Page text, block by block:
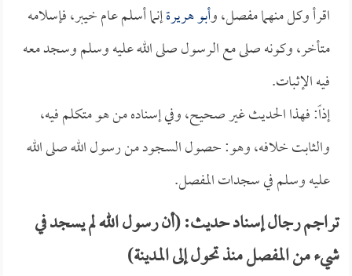
اقرأ وكل منهما مفصل، وأبو هريرةإنما أسلم عام خيبر، فإسلامه
متأخر، وكونه صلى مع الرسول صلى الله عليه وسلم وسجد معه
فيه الإثبات.
إذاً: فهذا الحديث غير صحيح، وفي إسناده من هو متكلم فيه،
والثابت خلافه، وهو: حصول السجود من رسول الله صلى الله
عليه وسلم في سجدات المفصل.
تراجم رجال إسناد حديث: (أن رسول الله لم يسجد في
شيء من المفصل منذ تحول إلى المدينة)